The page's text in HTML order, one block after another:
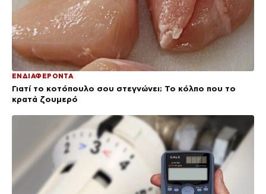
ΕΝΔΙΑΦΕΡΟΝΤΑ
Γιατί το κοτόπουλο σου στεγνώνει; Το κόλπο που το
κρατά ζουμερό